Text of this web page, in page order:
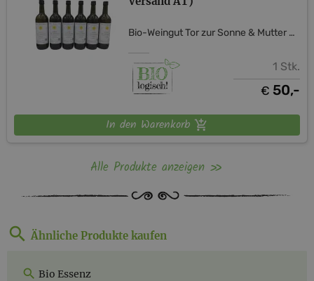
Bio-Weingut Tor zur Sonne & Mutter Erde Shop
1 Stk.
€ 50,-
In den Warenkorb
Alle Produkte anzeigen
Ähnliche Produkte kaufen
Bio Essenz